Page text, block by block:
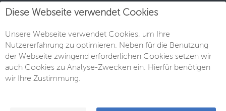
DATENSCHUTZ
IMPRESSUM
Diese Webseite verwendet Cookies
Unsere Webseite verwendet Cookies, um Ihre
Nutzererfahrung zu optimieren. Neben für die Benutzung
der Webseite zwingend erforderlichen Cookies setzen wir
auch Cookies zu Analyse-Zwecken ein. Hierfür benötigen
wir Ihre Zustimmung.